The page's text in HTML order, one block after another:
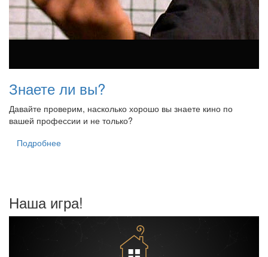
Знаете ли вы?
Давайте проверим, насколько хорошо вы знаете кино по
вашей профессии и не только?
Подробнее
Наша игра!